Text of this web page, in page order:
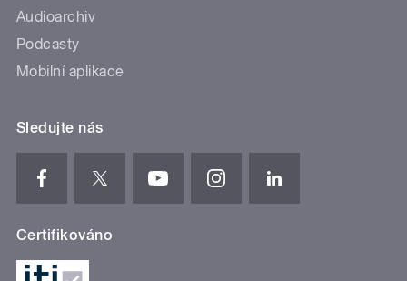
Audioarchiv
Podcasty
Mobilní aplikace
Sledujte nás
Certifikováno